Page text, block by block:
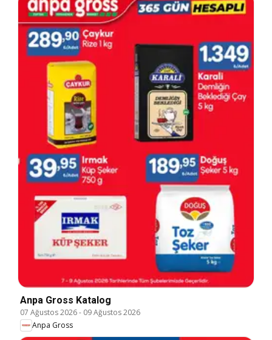
Anpa Gross Katalog
07 Ağustos 2026- 09 Ağustos 2026
Anpa Gross